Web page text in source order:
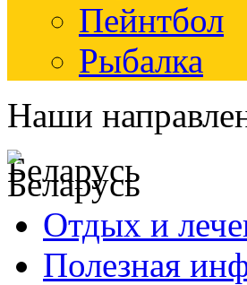
Пейнтбол
Рыбалка
Наши
Беларусь
Отдых и
Полезная